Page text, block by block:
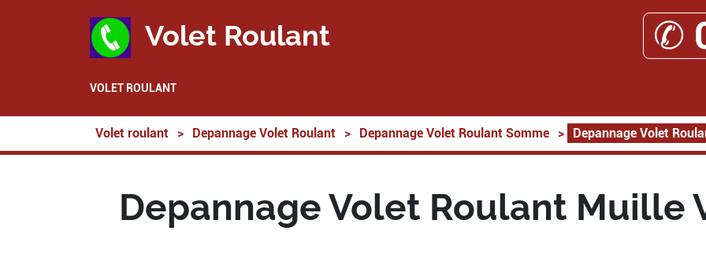
Volet Roulant ✆
VOLET ROULANT
Volet roulant > Depannage Volet Roulant > Depannage Volet Roulant Somme > Depannage Volet
Depannage Volet Roulant Muille